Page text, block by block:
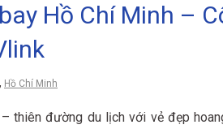
Hồ Chí Minh –
, Hồ Chí Minh
thiên đường du lịch với vẻ đẹp